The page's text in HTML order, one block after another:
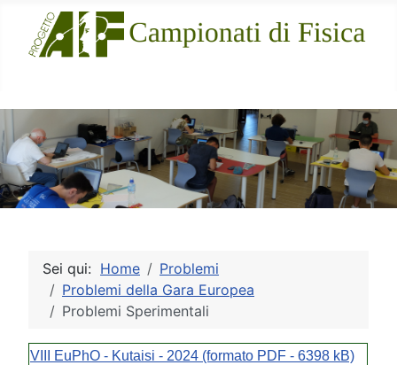
Sei qui: Home
Problemi
Problemi della Gara Europea
Problemi Sperimentali
VIII EuPhO - Kutaisi - 2024 (formato PDF - 6398 kB)